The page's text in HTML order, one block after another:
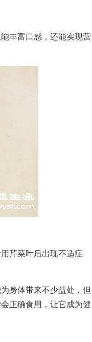
丰富口感，还能实现营
芹菜叶后出现不适症
身体带来不少益处，但
正确食用，让它成为健